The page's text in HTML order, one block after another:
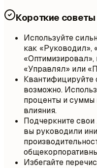
Короткие советы
Используйте
как «Руководил»,
«Оптимизировал»,
«Управлял» или
Квантифицируйте
возможно.
проценты и
влияния.
Подчеркните
вы руководили
Избегайте